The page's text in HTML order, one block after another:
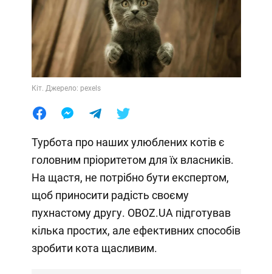
Життя
Лайфхаки
Кіт. Джерело: pexels
Турбота про наших улюблених котів є
головним пріоритетом для їх власників.
На щастя, не потрібно бути експертом,
щоб приносити радість своєму
пухнастому другу. OBOZ.UA підготував
кілька простих, але ефективних способів
зробити кота щасливим.